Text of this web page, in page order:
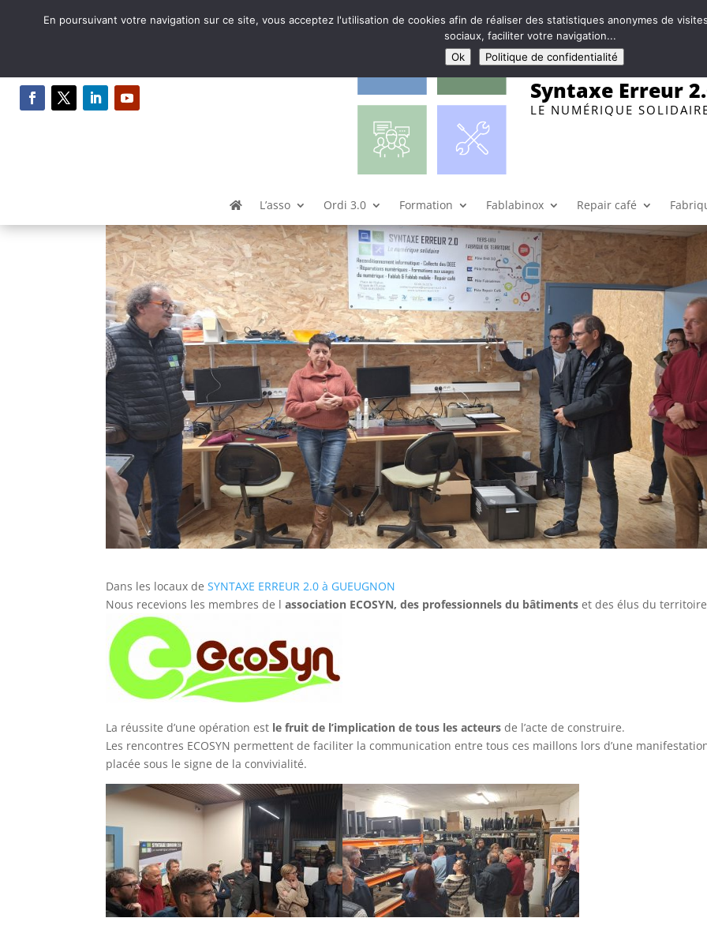
Syntaxe Erreur
LE NUMÉRIQUE
L’asso Ordi 3.0 Formation Fablabinox Repair café
Construire et partager des connaissances
Fabrique de Territoire|0 commentaires
Dans les locaux deSYNTAXE ERREUR 2.0 à GUEUGNON
Nous recevions les membres de lassociation ECOSYN, des professionnels du bâtiments et des élus du
La réussite d’une opération est le fruit de l’implication de tous les acteurs de l’acte de construire.
Les rencontres ECOSYN permettent de faciliter la communication entre tous ces maillons lors d’une
placée sous le signe de la convivialité.
En poursuivant votre navigation sur ce site, vous acceptez l'utilisation de cookies afin de réaliser des statistiques anonymes de
sociaux, faciliter votre navigation...
Ok
Politique de confidentialité